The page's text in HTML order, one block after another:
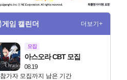
게임 캘린더 더보기+
모집
08.19
아스오라 CBT 모집
참가자 모집까지 남은 기간